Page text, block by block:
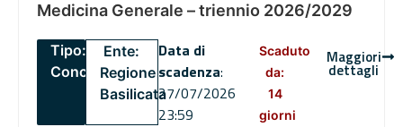
Medicina Generale – triennio 2026/2029
Tipo:
Concorsi
Ente:
Regione
Basilicata
Data di
scadenza:
27/07/2026
23:59
Scaduto
da:
14
giorni
Maggiori
dettagli